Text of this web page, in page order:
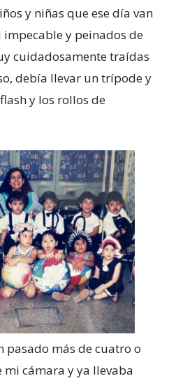
y niñas que ese día van
y peinados de
cuidadosamente traídas
debía llevar un trípode y
y los rollos de
más de cuatro o
cámara y ya llevaba